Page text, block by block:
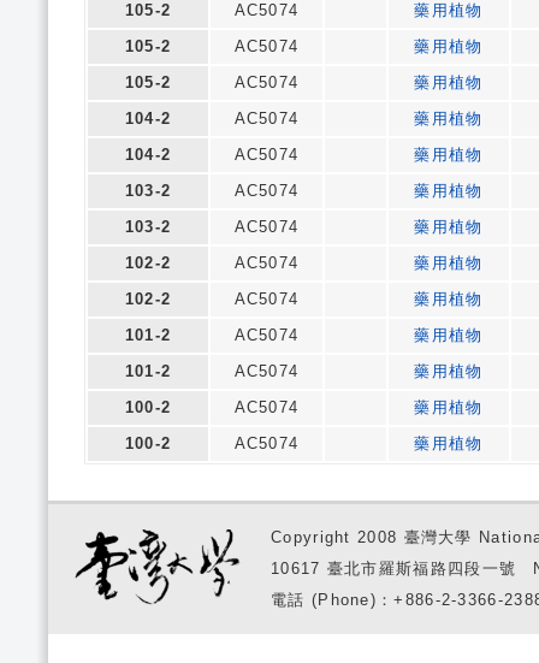
105-2
AC5074
藥用植物
105-2
AC5074
藥用植物
105-2
AC5074
藥用植物
104-2
AC5074
藥用植物
104-2
AC5074
藥用植物
103-2
AC5074
藥用植物
103-2
AC5074
藥用植物
102-2
AC5074
藥用植物
102-2
AC5074
藥用植物
101-2
AC5074
藥用植物
101-2
AC5074
藥用植物
100-2
AC5074
藥用植物
100-2
AC5074 藥用植物
Copyright 2008 臺灣大學
10617 臺北市羅斯福路四段一
電話 (Phone)：+886-2-3366-